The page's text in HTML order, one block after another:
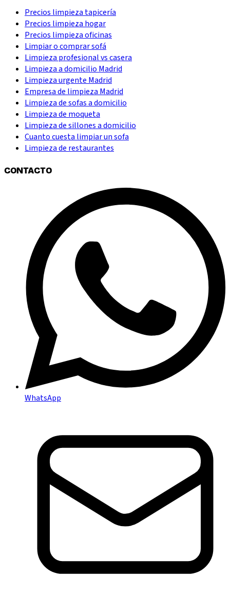
Precios limpieza tapicería
Precios limpieza hogar
Precios limpieza oficinas
Limpiar o comprar sofá
Limpieza profesional vs casera
Limpieza a domicilio Madrid
Limpieza urgente Madrid
Empresa de limpieza Madrid
Limpieza de sofas a domicilio
Limpieza de moqueta
Limpieza de sillones a domicilio
Cuanto cuesta limpiar un sofa
Limpieza de restaurantes
CONTACTO
WhatsApp